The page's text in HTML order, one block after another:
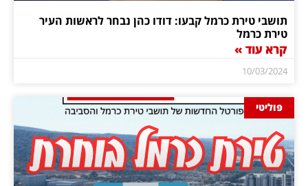
תושבי טירת כרמל קבעו: דודו כהן נבחר לראשות העיר
טירת כרמל
קרא עוד »
10/03/2024
פוליטי